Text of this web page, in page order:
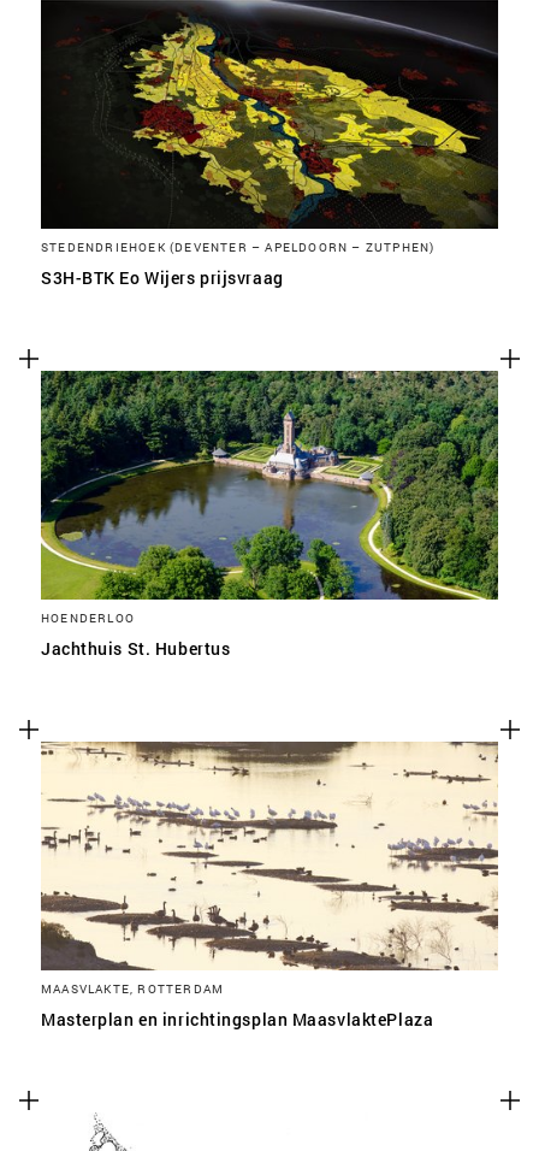
STEDENDRIEHOEK (DEVENTER – APELDOORN – ZUTPHEN)
S3H-BTK Eo Wijers prijsvraag
HOENDERLOO
Jachthuis St. Hubertus
MAASVLAKTE, ROTTERDAM
Masterplan en inrichtingsplan MaasvlaktePlaza